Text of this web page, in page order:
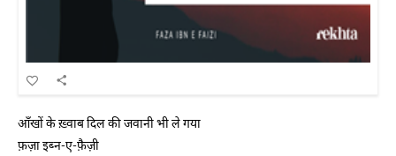
आँखों के ख़्वाब दिल की जवानी भी ले गया
फ़ज़ा इब्न-ए-फ़ैज़ी